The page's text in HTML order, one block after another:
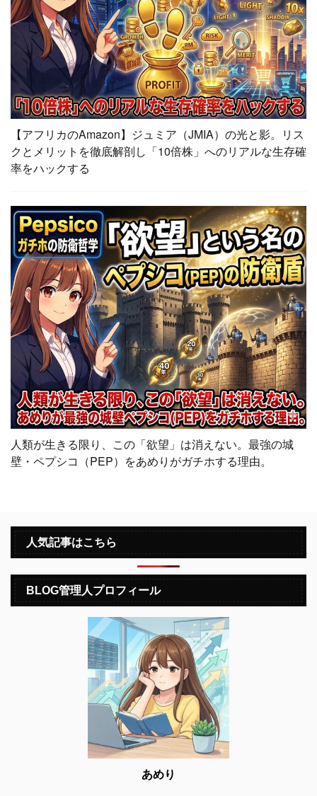
【アフリカのAmazon】ジュミア（JMIA）の光と影。リス
クとメリットを徹底解剖し「10倍株」へのリアルな生存確
率をハックする
人類が生きる限り、この「欲望」は消えない。最強の城
壁・ペプシコ（PEP）をあめりがガチホする理由。
人気記事はこちら
BLOG管理人プロフィール
あめり